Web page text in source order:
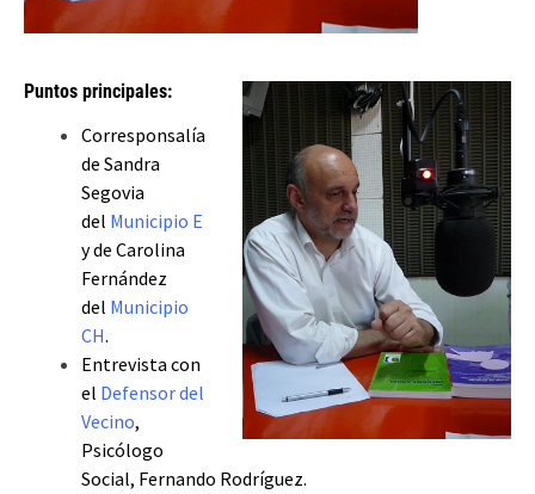
Puntos principales:
Corresponsalía
de Sandra
Segovia
del Municipio E
y de Carolina
Fernández
del Municipio
CH.
Entrevista con
el Defensor del
Vecino,
Psicólogo
Social, Fernando Rodríguez.